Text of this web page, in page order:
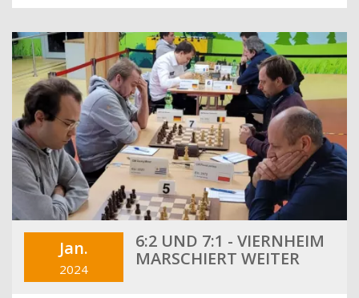
Jan.
2024
6:2 UND 7:1 - VIERNHEIM
MARSCHIERT WEITER